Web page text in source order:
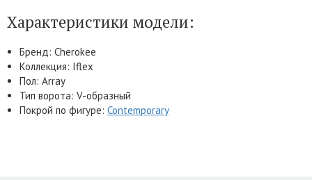
Характеристики модели:
Бренд: Cherokee
Коллекция: Iflex
Пол: Array
Тип ворота: V-образный
Покрой по фигуре: Contemporary